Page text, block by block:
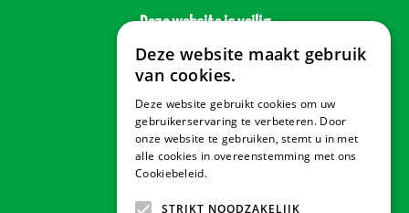
Deze website is veilig
Veilig betalen
Contact & Openingstijden
Deze website maakt gebruik
van cookies.
Deze website gebruikt cookies om uw
gebruikerservaring te verbeteren. Door
onze website te gebruiken, stemt u in met
alle cookies in overeenstemming met ons
Cookiebeleid.
STRIKT NOODZAKELIJK